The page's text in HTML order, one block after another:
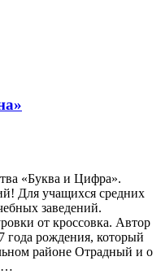
«Буква и Цифра».
Для учащихся средних
заведений.
от кроссовка. Автор
года рождения, который
районе Отрадный и о
…